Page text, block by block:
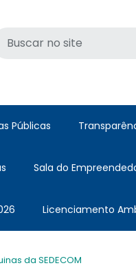
Públicas
Sala do
Licenciamento
da SEDECOM